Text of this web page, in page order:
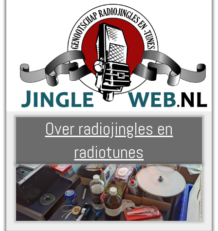
Over radiojingles en
radiotunes